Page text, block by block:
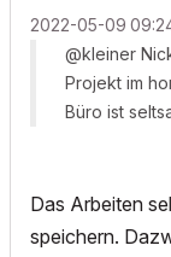
‎2022-05-09
@kleiner
Projekt im
Büro ist
Das Arbeiten
speichern.